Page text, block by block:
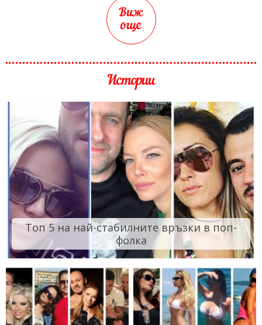
Виж
още
Истории
Топ 5 на най-стабилните връзки в поп-
фолка